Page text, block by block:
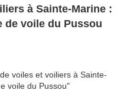
à Sainte-Marine :
de voile du Pussou